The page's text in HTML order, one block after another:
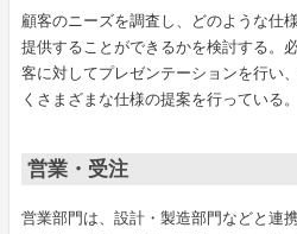
顧客のニーズを調査し、どのような仕
提供することができるかを検討する。
客に対してプレゼンテーションを行い
くさまざまな仕様の提案を行っている。
営業・受注
営業部門は、設計・製造部門などと連